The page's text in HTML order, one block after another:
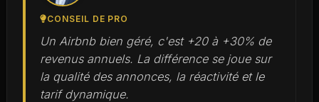
CONSEIL DE PRO
Un Airbnb bien géré, c'est +20 à +30% de
revenus annuels. La différence se joue sur
la qualité des annonces, la réactivité et le
tarif dynamique.